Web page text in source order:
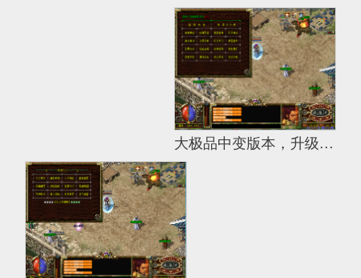
大极品中变版本，升级快，装备好打